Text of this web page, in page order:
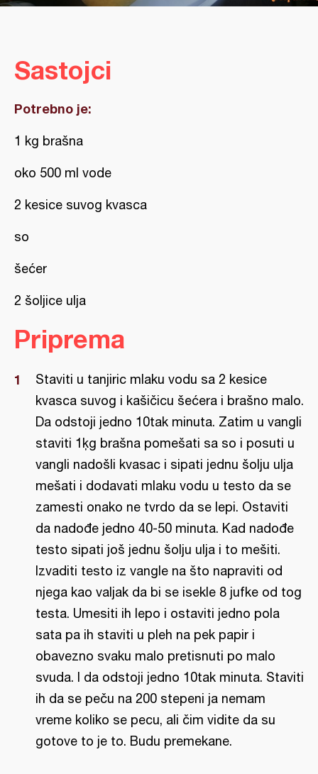
Sastojci
Potrebno je:
1 kg brašna
oko 500 ml vode
2 kesice suvog kvasca
so
šećer
2 šoljice ulja
Priprema
Staviti u tanjiric mlaku vodu sa 2 kesice
kvasca suvog i kašičicu šećera i brašno malo.
Da odstoji jedno 10tak minuta. Zatim u vangli
staviti 1ķg brašna pomešati sa so i posuti u
vangli nadošli kvasac i sipati jednu šolju ulja
mešati i dodavati mlaku vodu u testo da se
zamesti onako ne tvrdo da se lepi. Ostaviti
da nadođe jedno 40-50 minuta. Kad nadođe
testo sipati još jednu šolju ulja i to mešiti.
Izvaditi testo iz vangle na što napraviti od
njega kao valjak da bi se isekle 8 jufke od tog
testa. Umesiti ih lepo i ostaviti jedno pola
sata pa ih staviti u pleh na pek papir i
obavezno svaku malo pretisnuti po malo
svuda. I da odstoji jedno 10tak minuta. Staviti
ih da se peču na 200 stepeni ja nemam
vreme koliko se pecu, ali čim vidite da su
gotove to je to. Budu premekane.